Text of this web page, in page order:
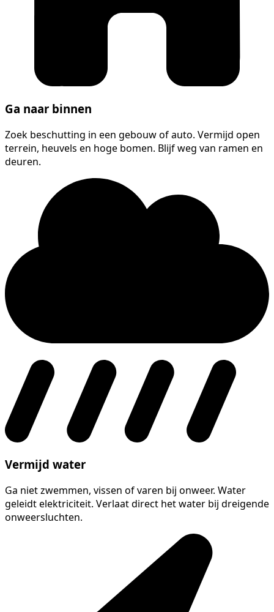
Ga naar binnen
Zoek beschutting in een gebouw of auto. Vermijd open
terrein, heuvels en hoge bomen. Blijf weg van ramen en
deuren.
Vermijd water
Ga niet zwemmen, vissen of varen bij onweer. Water
geleidt elektriciteit. Verlaat direct het water bij dreigende
onweersluchten.